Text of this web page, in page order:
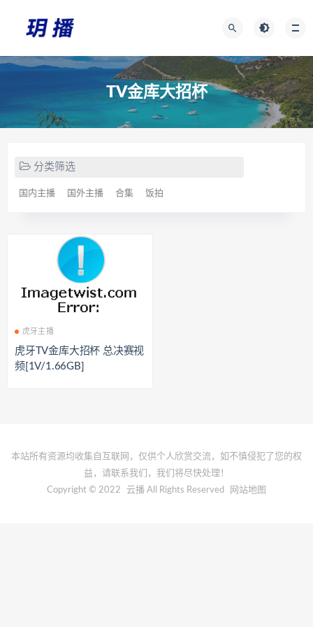
TV金库大招杯
分类筛选
国内主播 国外主播 合集 饭拍
虎牙主播
虎牙TV金库大招杯 总决赛视
频[1V/1.66GB]
本站所有资源均收集自互联网，仅供个人欣赏交流，如不慎侵犯了您的权
益，请联系我们，我们将尽快处理！
Copyright © 2022
云播 All Rights Reserved 网站地图